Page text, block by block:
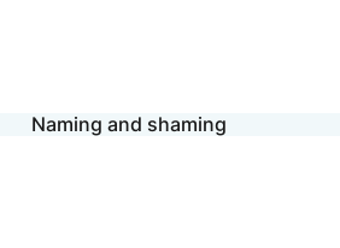
Naming and shaming